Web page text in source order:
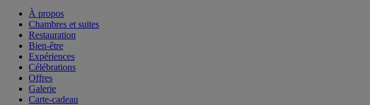
À propos
Chambres et suites
Restauration
Bien-être
Expériences
Célébrations
Offres
Galerie
Carte-cadeau